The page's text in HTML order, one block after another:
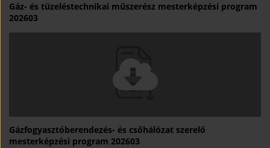
Gáz- és tüzeléstechnikai műszerész mesterképzési program
202603
Gázfogyasztóberendezés- és csőhálózat szerelő
mesterképzési program 202603